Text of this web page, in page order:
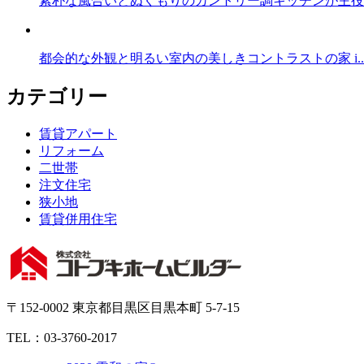
都会的な外観と明るい室内の美しきコントラストの家
カテゴリー
賃貸アパート
リフォーム
二世帯
注文住宅
狭小地
賃貸併用住宅
〒152-0002 東京都目黒区目黒本町 5-7-15
TEL：03-3760-2017